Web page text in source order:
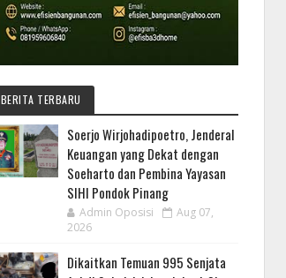
BERITA TERBARU
Soerjo Wirjohadipoetro, Jenderal
Keuangan yang Dekat dengan
Soeharto dan Pembina Yayasan
SIHI Pondok Pinang
Admin Oposisi
Aug 07,
2026
Dikaitkan Temuan 995 Senjata